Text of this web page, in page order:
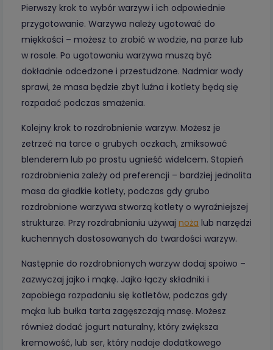
Pierwszy krok to wybór warzyw i ich odpowiednie
przygotowanie. Warzywa należy ugotować do
miękkości – możesz to zrobić w wodzie, na parze lub
w rosole. Po ugotowaniu warzywa muszą być
dokładnie odcedzone i przestudzone. Nadmiar wody
sprawi, że masa będzie zbyt luźna i kotlety będą się
rozpadać podczas smażenia.
Kolejny krok to rozdrobnienie warzyw. Możesz je
zetrzeć na tarce o grubych oczkach, zmiksować
blenderem lub po prostu ugnieść widelcem. Stopień
rozdrobnienia zależy od preferencji – bardziej jednolita
masa da gładkie kotlety, podczas gdy grubo
rozdrobnione warzywa stworzą kotlety o wyraźniejszej
strukturze. Przy rozdrabnianiu używaj noża lub narzędzi
kuchennych dostosowanych do twardości warzyw.
Następnie do rozdrobnionych warzyw dodaj spoiwo –
zazwyczaj jajko i mąkę. Jajko łączy składniki i
zapobiega rozpadaniu się kotletów, podczas gdy
mąka lub bułka tarta zagęszczają masę. Możesz
również dodać jogurt naturalny, który zwiększa
kremowość, lub ser, który nadaje dodatkowego